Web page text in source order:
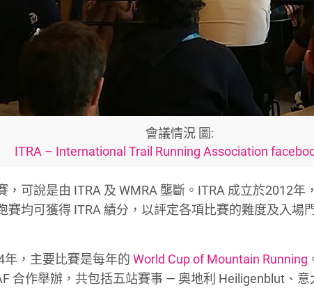
會議情況 圖:
ITRA – International Trail Running Association
可說是由 ITRA 及 WMRA 壟斷。ITRA 成立於2012年
賽均可獲得 ITRA 績分，以評定各項比賽的難度及入場
年，主要比賽是每年的World Cup of Mountain Running
合作舉辦，共包括五站賽事 — 奧地利 Heiligenblut、